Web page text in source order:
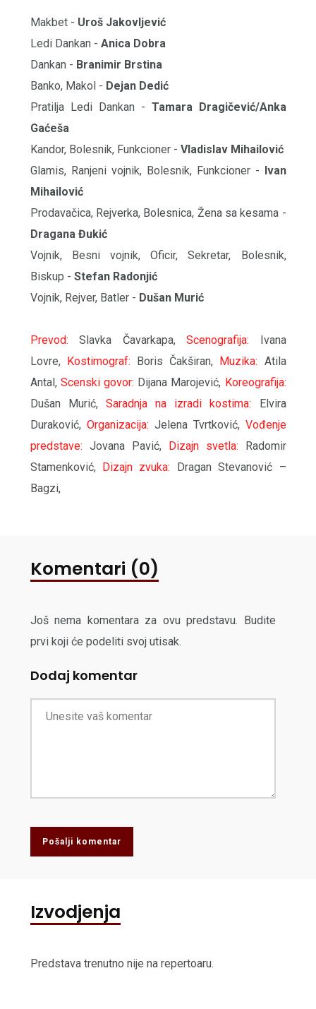
Makbet - Uroš Jakovljević
Ledi Dankan - Anica Dobra
Dankan - Branimir Brstina
Banko, Makol - Dejan Dedić
Pratilja Ledi Dankan - Tamara Dragičević/Anka
Gaćeša
Kandor, Bolesnik, Funkcioner - Vladislav Mihailović
Glamis, Ranjeni vojnik, Bolesnik, Funkcioner -
Ivan
Mihailović
Prodavačica, Rejverka, Bolesnica, Žena sa kesama -
Dragana Đukić
Vojnik, Besni vojnik, Oficir, Sekretar, Bolesnik,
Biskup - Stefan Radonjić
Vojnik, Rejver, Batler - Dušan Murić
Prevod: Slavka Čavarkapa, Scenografija:
Ivana
Lovre,
Kostimograf: Boris Čakširan, Muzika: Atila
Antal, Scenski govor: Dijana Marojević, Koreografija:
Dušan Murić, Saradnja na izradi kostima:
Elvira
Duraković, Organizacija: Jelena Tvrtković, Vođenje
predstave: Jovana Pavić, Dizajn svetla:
Radomir
Stamenković,
Dizajn zvuka:
Dragan Stevanović –
Bagzi,
Komentari (0)
Još nema komentara za ovu predstavu. Budite
prvi koji će podeliti svoj utisak.
Dodaj komentar
Pošalji komentar
Izvodjenja
Predstava trenutno nije na repertoaru.